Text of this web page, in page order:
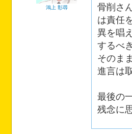
鴻上 彰尋
骨削さ
は責任
異を唱
するべ
そのま
進言は
最後の
残念に